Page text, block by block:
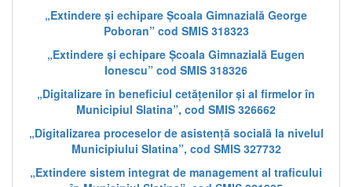
„Extindere și echipare Școala Gimnazială George
Poboran” cod SMIS 318323
„Extindere și echipare Școala Gimnazială Eugen
Ionescu” cod SMIS 318326
„Digitalizare în beneficiul cetățenilor și al firmelor în
Municipiul Slatina”, cod SMIS 326662
„Digitalizarea proceselor de asistență socială la nivelul
Municipiului Slatina”, cod SMIS 327732
„Extindere sistem integrat de management al traficului